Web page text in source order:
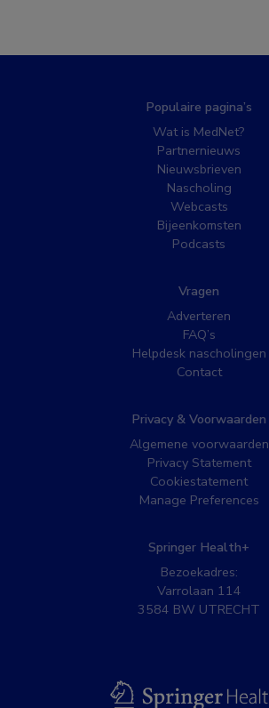
Populaire pagina’s
Wat is MedNet?
Partnernieuws
Nieuwsbrieven
Nascholing
Webcasts
Bijeenkomsten
Podcasts
Vragen
Adverteren
FAQ’s
Helpdesk nascholingen
Contact
Privacy & Voorwaarden
Algemene voorwaarden
Privacy Statement
Cookiestatement
Manage Preferences
Springer Health+
Bezoekadres:
Varrolaan 114
3584 BW UTRECHT